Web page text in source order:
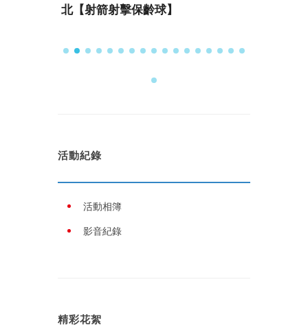
北【射箭射擊保齡球】
活動紀錄
活動相簿
影音紀錄
精彩花絮